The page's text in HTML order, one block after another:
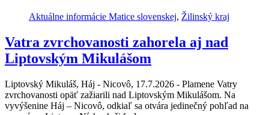
Aktuálne informácie Matice slovenskej, Žilinský kraj
Vatra zvrchovanosti zahorela aj nad
Liptovským Mikulášom
Liptovský Mikuláš, Háj - Nicovô, 17.7.2026 - Plamene Vatry
zvrchovanosti opäť zažiarili nad Liptovským Mikulášom. Na
vyvýšenine Háj – Nicovô, odkiaľ sa otvára jedinečný pohľad na